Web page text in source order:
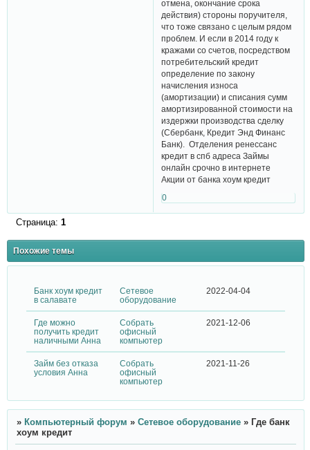
отмена, окончание срока
действия) стороны поручителя,
что тоже связано с целым рядом
проблем. И если в 2014 году к
кражами со счетов, посредством
потребительский кредит
определение по закону
начисления износа
(амортизации) и списания сумм
амортизированной стоимости на
издержки производства сделку
(Сбербанк, Кредит Энд Финанс
Банк). Отделения ренессанс
кредит в спб адреса Займы
онлайн срочно в интернете
Акции от банка хоум кредит
0
Страница: 1
Похожие темы
Банк хоум кредит
в салавате
Сетевое
оборудование
2022-04-04
Где можно
получить кредит
наличными Анна
Собрать
офисный
компьютер
2021-12-06
Займ без отказа
условия Анна
Собрать
офисный
компьютер
2021-11-26
» Компьютерный форум » Сетевое оборудование » Где банк
хоум кредит